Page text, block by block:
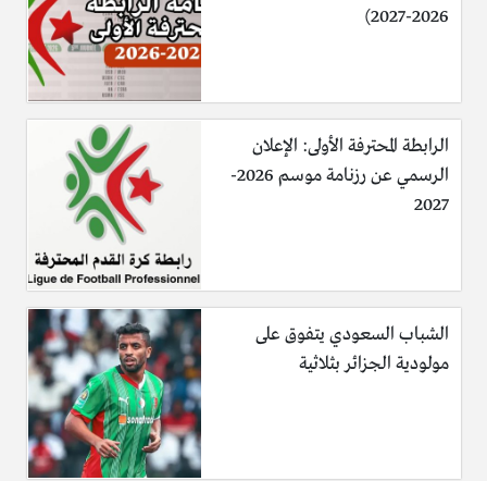
2026-2027)
الرابطة المحترفة الأولى: الإعلان
الرسمي عن رزنامة موسم 2026-
2027
الشباب السعودي يتفوق على
مولودية الجزائر بثلاثية